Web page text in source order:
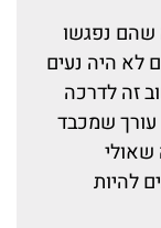
שהם נפגשו
לא היה נעים
זה לדרכה
שמכבד
להיות